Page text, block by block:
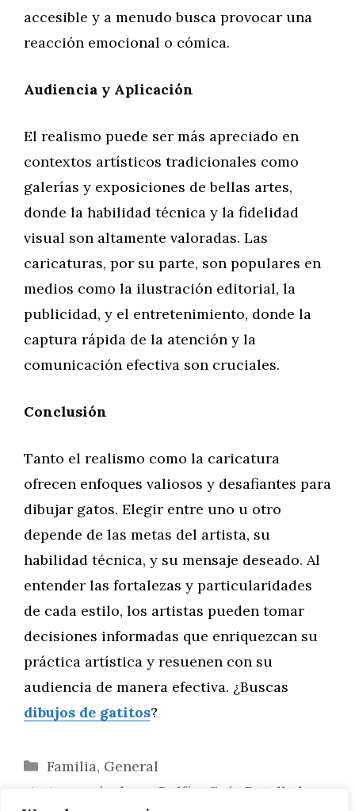
accesible y a menudo busca provocar una
reacción emocional o cómica.
Audiencia y Aplicación
El realismo puede ser más apreciado en
contextos artísticos tradicionales como
galerías y exposiciones de bellas artes,
donde la habilidad técnica y la fidelidad
visual son altamente valoradas. Las
caricaturas, por su parte, son populares en
medios como la ilustración editorial, la
publicidad, y el entretenimiento, donde la
captura rápida de la atención y la
comunicación efectiva son cruciales.
Conclusión
Tanto el realismo como la caricatura
ofrecen enfoques valiosos y desafiantes para
dibujar gatos. Elegir entre uno u otro
depende de las metas del artista, su
habilidad técnica, y su mensaje deseado. Al
entender las fortalezas y particularidades
de cada estilo, los artistas pueden tomar
decisiones informadas que enriquezcan su
práctica artística y resuenen con su
audiencia de manera efectiva. ¿Buscas
dibujos de gatitos?
Categorías
Familia, General
Anatomía de un Delfín: Guía Detallada